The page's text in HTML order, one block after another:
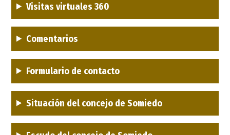
Visitas virtuales 360
Comentarios
Formulario de contacto
Situación del concejo de Somiedo